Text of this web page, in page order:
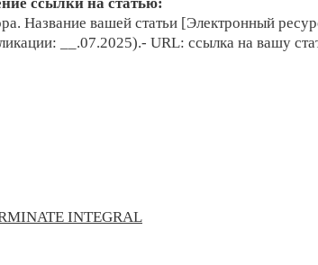
Название вашей статьи [Электронный рес
__.07.2025).- URL: ссылка на вашу
INTEGRAL